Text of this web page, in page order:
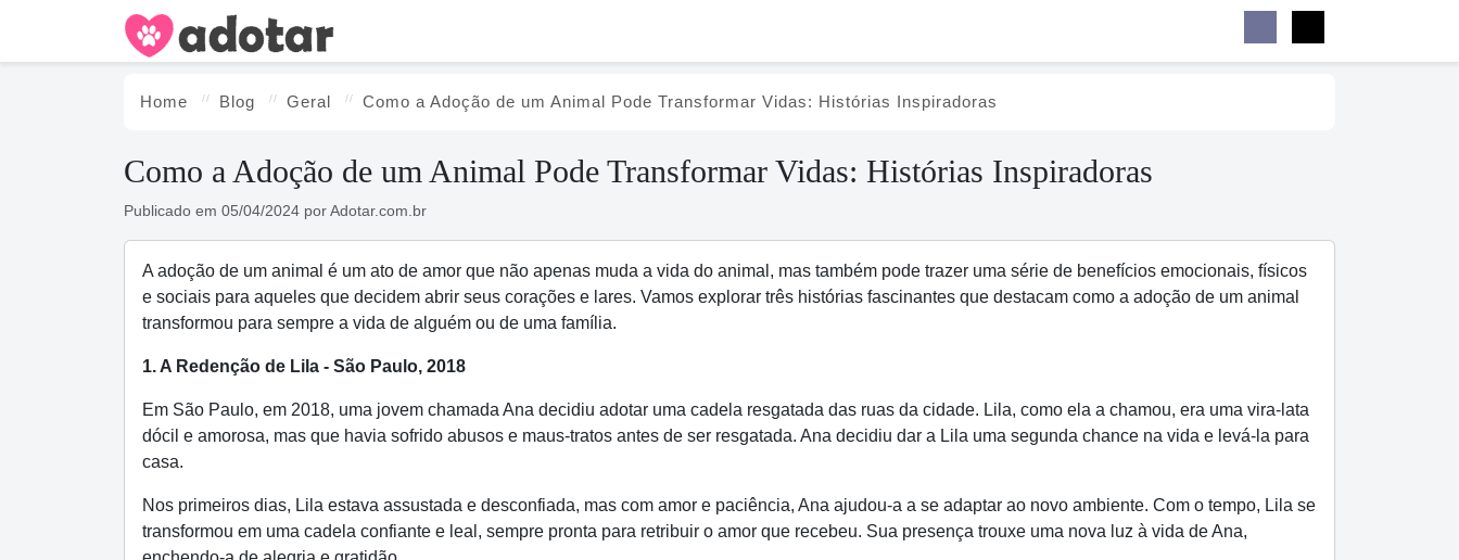
Home Blog Geral Como a Adoção de um Animal Pode Transformar Vidas: Histórias Inspiradoras
Como a Adoção de um Animal Pode Transformar Vidas: Histórias Inspiradoras
Publicado em 05/04/2024 porAdotar.com.br
A adoção de um animal é um ato de amor que não apenas muda a vida do animal, mas também pode trazer uma série de benefícios emocionais, físicos
e sociais para aqueles que decidem abrir seus corações e lares. Vamos explorar três histórias fascinantes que destacam como a adoção de um animal
transformou para sempre a vida de alguém ou de uma família.
1. A Redenção de Lila - São Paulo, 2018
Em São Paulo, em 2018, uma jovem chamada Ana decidiu adotar uma cadela resgatada das ruas da cidade. Lila, como ela a chamou, era uma vira-lata
dócil e amorosa, mas que havia sofrido abusos e maus-tratos antes de ser resgatada. Ana decidiu dar a Lila uma segunda chance na vida e levá-la para
casa.
Nos primeiros dias, Lila estava assustada e desconfiada, mas com amor e paciência, Ana ajudou-a a se adaptar ao novo ambiente. Com o tempo, Lila se
transformou em uma cadela confiante e leal, sempre pronta para retribuir o amor que recebeu. Sua presença trouxe uma nova luz à vida de Ana,